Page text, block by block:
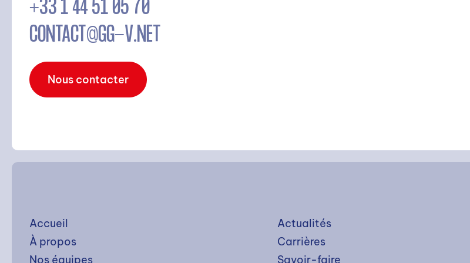
+33 1 44 51 05 70
CONTACT@GG-V.NET
Nous contacter
Accueil
À propos
Nos équipes
Actualités
Carrières
Savoir-faire